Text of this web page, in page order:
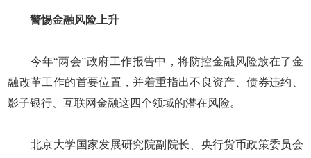
警惕金融风险上升
今年“两会”政府工作报告中，将防控金融风险放在了金
融改革工作的首要位置，并着重指出不良资产、债券违约、
影子银行、互联网金融这四个领域的潜在风险。
北京大学国家发展研究院副院长、央行货币政策委员会